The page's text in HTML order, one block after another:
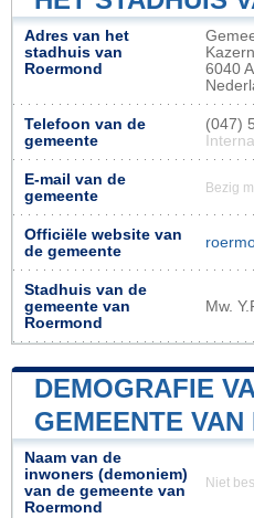
Adres van het
stadhuis van
Roermond
6040
Telefoon van de
gemeente
(047)
E-mail van de
gemeente
Bezig
Officiële website van
de gemeente
Stadhuis van de
gemeente van
Roermond
Mw.
DEMOGRAFIE
GEMEENTE VAN
Naam van de
inwoners (demoniem)
van de gemeente van
Roermond
Niet